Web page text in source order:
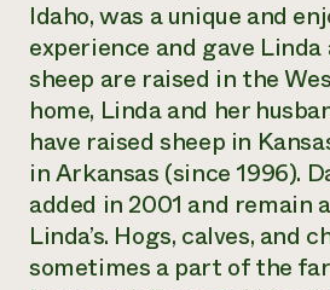
Programa de descuentos de
Servicios energéticos
Servicios energéticos
LIHEAP
Centro de intercambio de
Oportunidades de financiación
Noticias
Internship Hub
Buscar prácticas
Contratar a un becario
Todos
contribuyen a la
resiliencia de la
comunidad.
DONAR AHORA
Idaho, was a unique and
experience and gave
sheep are raised in the
home, Linda and her
have raised sheep in
in Arkansas (since 1996).
added in 2001 and remain
Linda’s. Hogs, calves, and
sometimes a part of the